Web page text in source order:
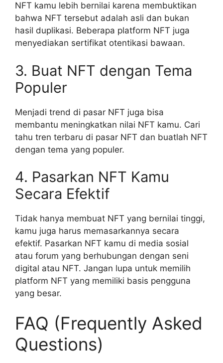
NFT kamu lebih bernilai karena membuktikan
bahwa NFT tersebut adalah asli dan bukan
hasil duplikasi. Beberapa platform NFT juga
menyediakan sertifikat otentikasi bawaan.
3. Buat NFT dengan Tema
Populer
Menjadi trend di pasar NFT juga bisa
membantu meningkatkan nilai NFT kamu. Cari
tahu tren terbaru di pasar NFT dan buatlah NFT
dengan tema yang populer.
4. Pasarkan NFT Kamu
Secara Efektif
Tidak hanya membuat NFT yang bernilai tinggi,
kamu juga harus memasarkannya secara
efektif. Pasarkan NFT kamu di media sosial
atau forum yang berhubungan dengan seni
digital atau NFT. Jangan lupa untuk memilih
platform NFT yang memiliki basis pengguna
yang besar.
FAQ (Frequently Asked
Questions)